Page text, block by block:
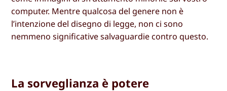
computer. Mentre qualcosa del genere non è
l’intenzione del disegno di legge, non ci sono
nemmeno significative salvaguardie contro questo.
La sorveglianza è potere